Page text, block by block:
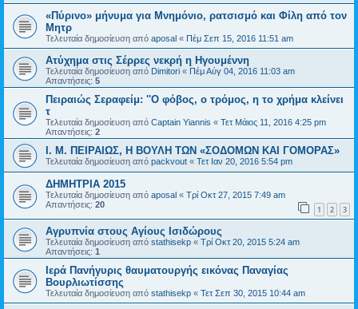
«Πύρινο» μήνυμα για Μνημόνιο, ρατσισμό και Φίλη από τον
Μητρ
Τελευταία δημοσίευση από aposal « Πέμ Σεπ 15, 2016 11:51 am
Ατύχημα στις Σέρρες νεκρή η Ηγουμέννη
Τελευταία δημοσίευση από Dimitori « Πέμ Αύγ 04, 2016 11:03 am
Απαντήσεις: 5
Πειραιώς Σεραφείμ: ''Ο φόβος, ο τρόμος, η το χρήμα κλείνει
τ
Τελευταία δημοσίευση από Captain Yiannis « Τετ Μάιος 11, 2016 4:25 pm
Απαντήσεις: 2
Ι. Μ. ΠΕΙΡΑΙΩΣ, Η ΒΟΥΛΗ ΤΩΝ «ΣΟΔΟΜΩΝ ΚΑΙ ΓΟΜΟΡΑΣ»
Τελευταία δημοσίευση από packvout « Τετ Ιαν 20, 2016 5:54 pm
ΔΗΜΗΤΡΙΑ 2015
Τελευταία δημοσίευση από aposal « Τρί Οκτ 27, 2015 7:49 am
Απαντήσεις: 20 1 2 3
Αγρυπνία στους Αγίους Ισιδώρους
Τελευταία δημοσίευση από stathisekp « Τρί Οκτ 20, 2015 5:24 am
Απαντήσεις: 1
Ιερά Πανήγυρις θαυματουργής εικόνας Παναγίας
Βουρλιωτίσσης
Τελευταία δημοσίευση από stathisekp « Τετ Σεπ 30, 2015 10:44 am